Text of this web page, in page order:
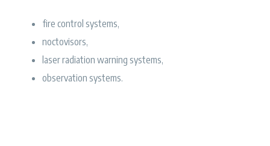
fire control systems,
noctovisors,
laser radiation warning systems,
observation systems.